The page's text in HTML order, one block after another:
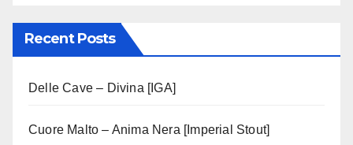
Recent Posts
Delle Cave – Divina [IGA]
Cuore Malto – Anima Nera [Imperial Stout]